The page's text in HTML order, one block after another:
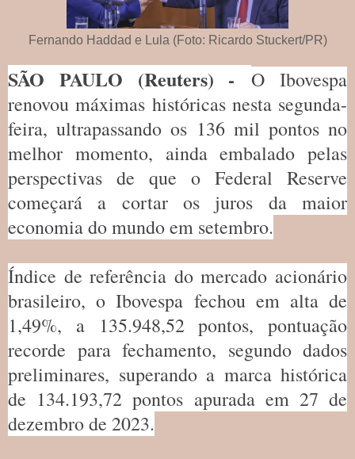
Fernando Haddad e Lula (Foto: Ricardo Stuckert/PR)
SÃO PAULO (Reuters) -O Ibovespa
renovou máximas históricas nesta segunda-
feira, ultrapassando os 136 mil pontos no
melhor momento, ainda embalado pelas
perspectivas de que o Federal Reserve
começará a cortar os juros da maior
economia do mundo em setembro.
Índice de referência do mercado acionário
brasileiro, o Ibovespa fechou em alta de
1,49%, a 135.948,52 pontos, pontuação
recorde para fechamento, segundo dados
preliminares, superando a marca histórica
de 134.193,72 pontos apurada em 27 de
dezembro de 2023.